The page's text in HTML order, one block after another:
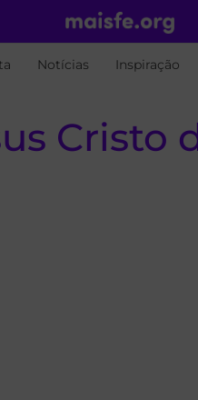
Notícias Inspiração
Cristo